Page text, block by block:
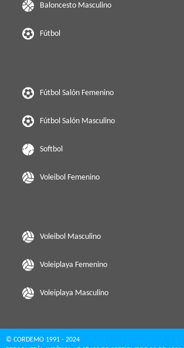
Baloncesto Masculino
Fútbol
Fútbol Salón Femenino
Fútbol Salón Masculino
Softbol
Voleibol Femenino
Voleibol Masculino
Voleiplaya Femenino
Voleiplaya Masculino